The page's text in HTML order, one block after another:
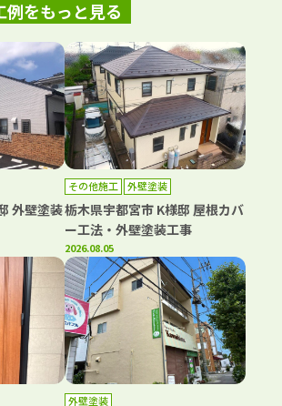
例をもっと見る
外壁塗装
その他施工 外壁塗装
栃木県宇都宮市 K様邸 屋根カバ
ー工法・外壁塗装工事
2026.08.05
外壁塗装